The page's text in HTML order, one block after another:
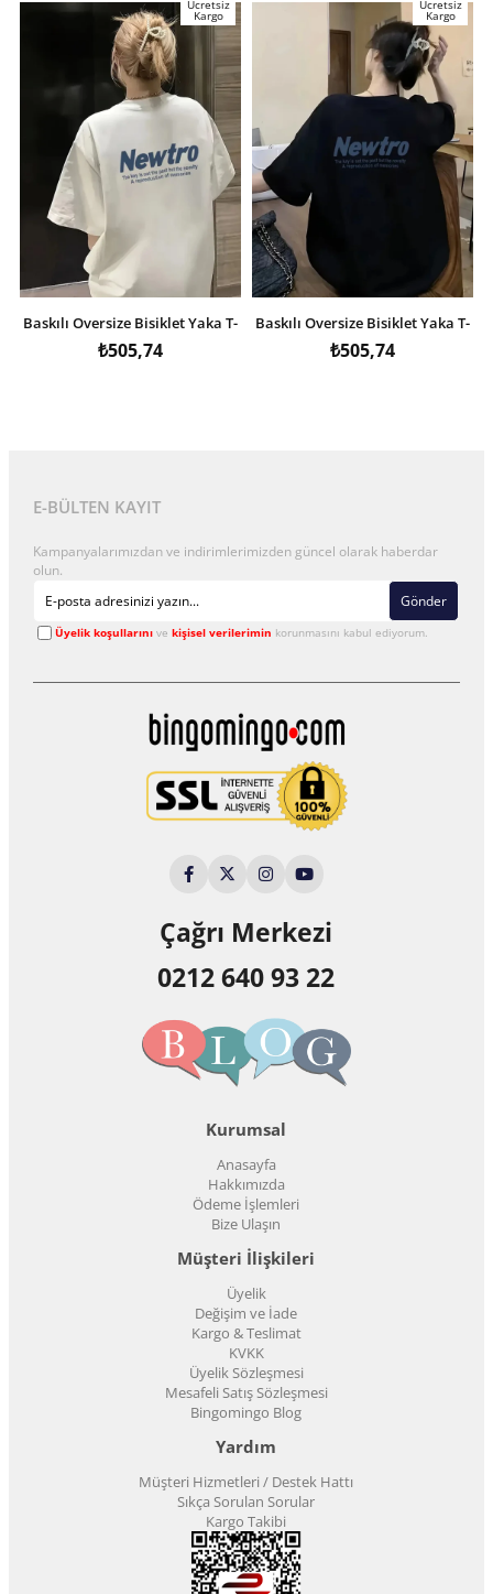
Ücretsiz
Kargo
Baskılı Oversize Bisiklet Yaka T-
shirt - Beyaz
₺505,74
Ücretsiz
Kargo
Baskılı Oversize Bisiklet Yaka T-
shirt - Siyah
₺505,74
E-BÜLTEN KAYIT
Kampanyalarımızdan ve indirimlerimizden güncel olarak haberdar
olun.
Gönder
Üyelik koşullarınıve kişisel verilerimin korunmasını kabul ediyorum.
Çağrı Merkezi
0212 640 93 22
Kurumsal
Anasayfa
Hakkımızda
Ödeme İşlemleri
Bize Ulaşın
Müşteri İlişkileri
Üyelik
Değişim ve İade
Kargo & Teslimat
KVKK
Üyelik Sözleşmesi
Mesafeli Satış Sözleşmesi
Bingomingo Blog
Yardım
Müşteri Hizmetleri / Destek Hattı
Sıkça Sorulan Sorular
Kargo Takibi